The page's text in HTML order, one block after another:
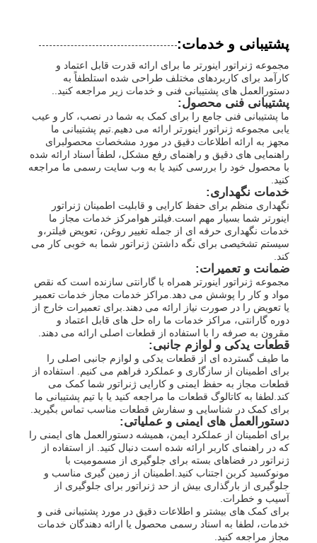
پشتیبانی و خدمات:
مجموعه ژنراتور اینورتر ما برای ارائه قدرت قابل اعتماد و
کارآمد برای کاربردهای مختلف طراحی شده استلطفاً به
دستورالعمل های پشتیبانی فنی و خدمات زیر مراجعه کنید..
پشتیبانی فنی محصول:
ما پشتیبانی فنی جامع را برای کمک به شما در نصب، کار و عیب
یابی مجموعه ژنراتور اینورتر ارائه می دهیم.تیم پشتیبانی ما
مجهز به ارائه اطلاعات دقیق در مورد مشخصات محصولبرای
راهنمایی های دقیق و راهنمای رفع مشکل، لطفاً اسناد ارائه شده
با محصول خود را بررسی کنید یا به وب سایت رسمی ما مراجعه
کنید.
خدمات نگهداری:
نگهداری منظم برای حفظ کارایی و قابلیت اطمینان ژنراتور
اینورتر شما بسیار مهم است.فیلتر هوامرکز خدمات مجاز ما
خدمات نگهداری حرفه ای از جمله تغییر روغن، تعویض فیلتر،و
سیستم تشخیصی برای نگه داشتن ژنراتور شما به خوبی کار می
کند.
ضمانت و تعمیرات:
مجموعه ژنراتور اینورتر همراه با گارانتی سازنده است که نقص
مواد و کار را پوشش می دهد.مراکز خدمات مجاز خدمات تعمیر
یا تعویض را در صورت نیاز ارائه می دهند.برای تعمیرات خارج از
دوره گارانتی، مراکز خدمات ما راه حل های قابل اعتماد و
مقرون به صرفه را با استفاده از قطعات اصلی ارائه می دهند.
قطعات یدکی و لوازم جانبی:
ما طیف گسترده ای از قطعات یدکی و لوازم جانبی اصلی را
برای اطمینان از سازگاری و عملکرد فراهم می کنیم. استفاده از
قطعات مجاز به حفظ ایمنی و کارایی ژنراتور شما کمک می
کند.لطفا به کاتالوگ قطعات ما مراجعه کنید یا با تیم پشتیبانی ما
برای کمک در شناسایی و سفارش قطعات مناسب تماس بگیرید.
دستورالعمل های ایمنی و عملیاتی:
برای اطمینان از عملکرد ایمن، همیشه دستورالعمل های ایمنی را
که در راهنمای کاربر ارائه شده است دنبال کنید. از استفاده از
ژنراتور در فضاهای بسته برای جلوگیری از مسمومیت با
مونوکسید کربن اجتناب کنید.اطمینان از زمین گیری مناسب و
جلوگیری از بارگذاری بیش از حد ژنراتور برای جلوگیری از
آسیب و خطرات.
برای کمک های بیشتر و اطلاعات دقیق در مورد پشتیبانی فنی و
خدمات، لطفا به اسناد رسمی محصول یا ارائه دهندگان خدمات
مجاز مراجعه کنید.